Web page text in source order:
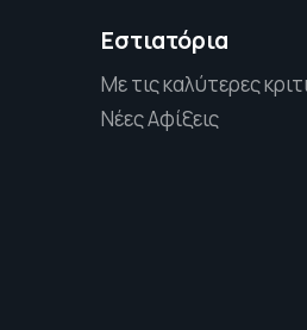
Εστιατόρια
Με τις καλύτερες
Νέες Αφίξεις